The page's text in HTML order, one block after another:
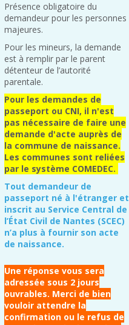
Présence obligatoire du
demandeur pour les personnes
majeures.
Pour les mineurs, la demande
est à remplir par le parent
détenteur de l’autorité
parentale.
Pour les demandes de
passeport ou CNI, il n'est
pas nécessaire de faire une
demande d'acte auprès de
la commune de naissance.
Les communes sont reliées
par le système COMEDEC.
Tout demandeur de
passeport né à l'étranger et
inscrit au Service Central de
l’État Civil de Nantes (SCEC)
n’a plus à fournir son acte
de naissance.
Une réponse vous sera
adressée sous 2 jours
ouvrables. Merci de bien
vouloir attendre la
confirmation ou le refus de